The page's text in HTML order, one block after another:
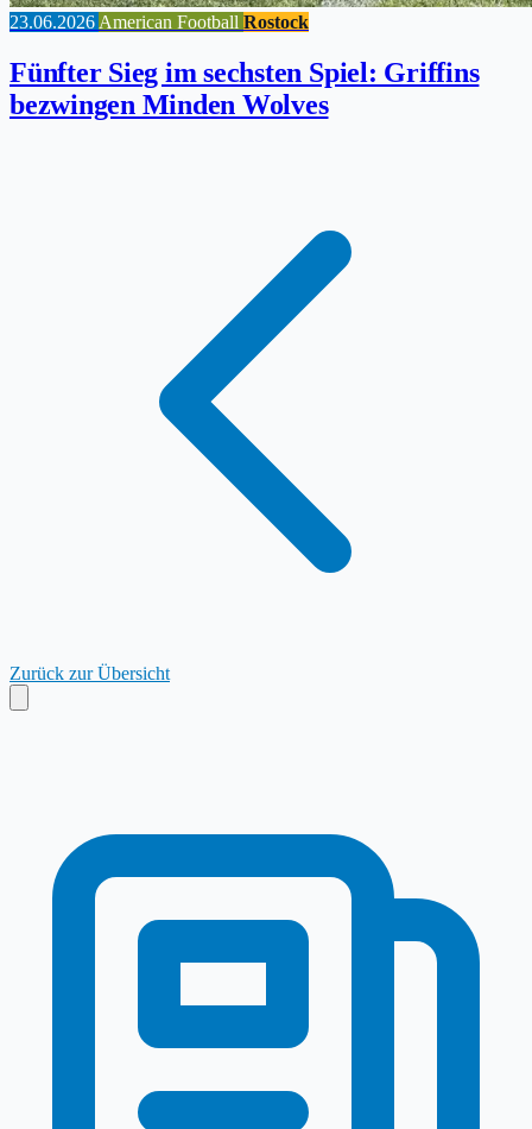
23.06.2026 American Football Rostock
Fünfter Sieg im sechsten Spiel: Griffins
bezwingen Minden Wolves
Zurück zur Übersicht